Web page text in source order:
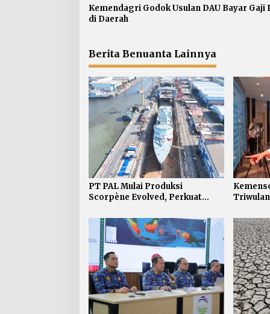
o
Kemendagri Godok Usulan DAU Bayar Gaji
di Daerah
Berita Benuanta Lainnya
PT PAL Mulai Produksi
Scorpène Evolved, Perkuat
Triwulan